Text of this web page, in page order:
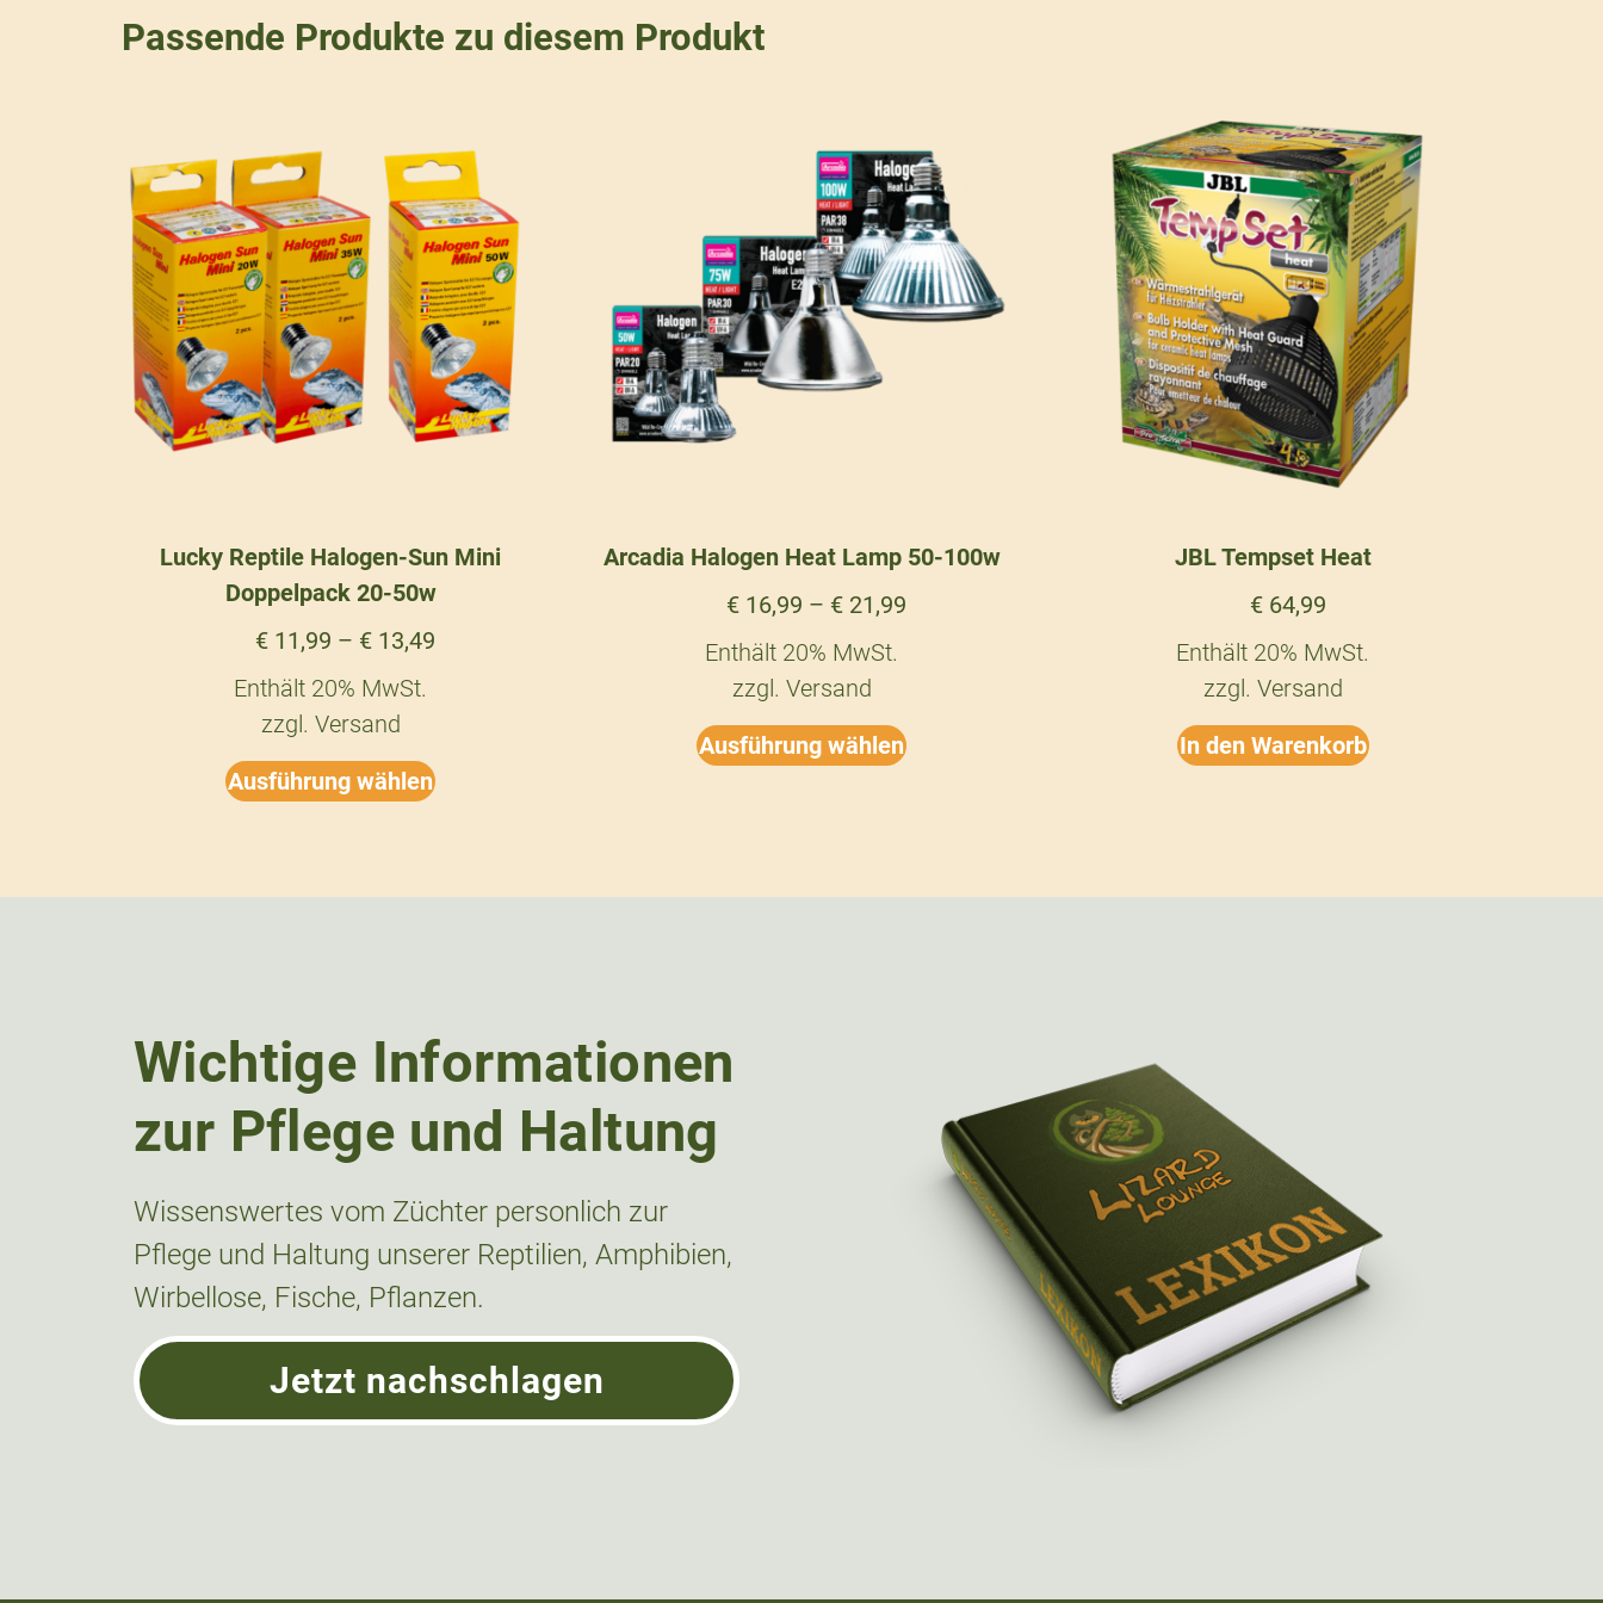
Passende Produkte zu diesem Produkt
Lucky Reptile Halogen-Sun Mini
Doppelpack 20-50w
€ 11,99 – € 13,49
Enthält 20% MwSt.
zzgl. Versand
Ausführung wählen
Arcadia Halogen Heat Lamp 50-100w
€ 16,99 – € 21,99
Enthält 20% MwSt.
zzgl. Versand
Ausführung wählen
JBL Tempset Heat
€64,99
Enthält 20% MwSt.
zzgl. Versand
In den Warenkorb
Wichtige Informationen
zur Pflege und Haltung
Wissenswertes vom Züchter personlich zur
Pflege und Haltung unserer Reptilien, Amphibien,
Wirbellose, Fische, Pflanzen.
Jetzt nachschlagen